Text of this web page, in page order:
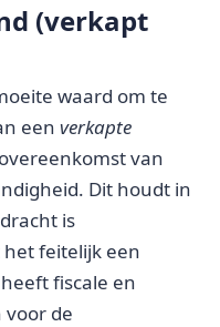
(verkapt
waard om te
een verkapte
van
Dit houdt in
is
feitelijk een
fiscale en
de